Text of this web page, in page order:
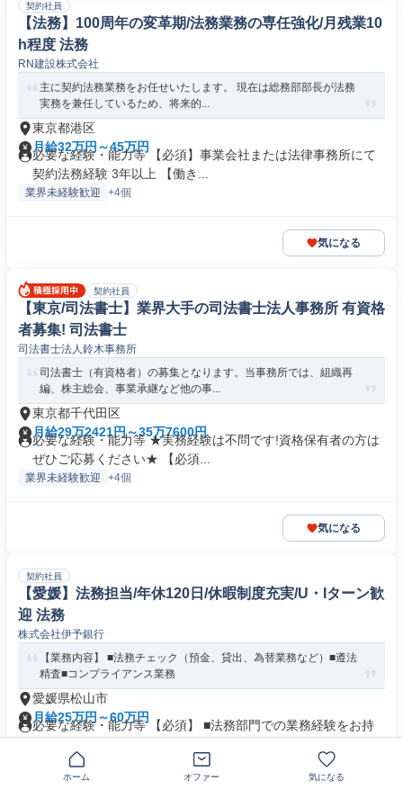
契約社員
【法務】100周年の変革期/法務業務の専任強化/月残業10
h程度 法務
RN建設株式会社
主に契約法務業務をお任せいたします。 現在は総務部部長が法務
実務を兼任しているため、将来的...
東京都港区
月給32万円～45万円
必要な経験・能力等 【必須】事業会社または法律事務所にて
契約法務経験 3年以上 【働き...
業界未経験歓迎 +4個
気になる
契約社員
【東京/司法書士】業界大手の司法書士法人事務所 有資格
者募集! 司法書士
司法書士法人鈴木事務所
司法書士（有資格者）の募集となります。当事務所では、組織再
編、株主総会、事業承継など他の事...
東京都千代田区
月給29万2421円～35万7600円
必要な経験・能力等 ★実務経験は不問です!資格保有者の方は
ぜひご応募ください★ 【必須...
業界未経験歓迎 +4個
気になる
契約社員
【愛媛】法務担当/年休120日/休暇制度充実/U・Iターン歓
迎 法務
株式会社伊予銀行
【業務内容】 ■法務チェック（預金、貸出、為替業務など）■遵法
精査■コンプライアンス業務
愛媛県松山市
月給25万円～60万円
必要な経験・能力等 【必須】 ■法務部門での業務経験をお持
業界未経験歓迎
ホーム オファー 気になる